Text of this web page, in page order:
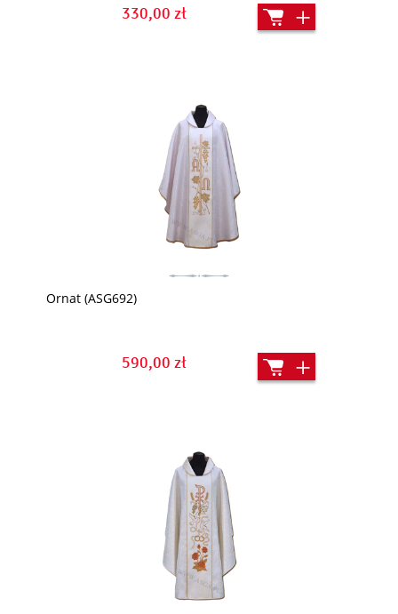
330,00 zł
Ornat (ASG692)
590,00 zł